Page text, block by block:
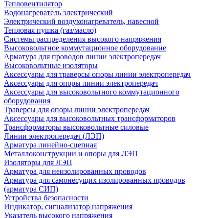
Тепловентилятор
Водонагреватель электрический
Электрический воздухонагреватель, навесной
Тепловая пушка (газ/масло)
Системы распределения высокого напряжения
Высоковольтное коммутационное оборудование
Арматура для проводов линии электропередач
Высоковольтные изоляторы
Аксессуары для траверсы опоры линии электропередач
Аксессуары для опоры линии электропередач
Аксессуары для высоковольтного коммутационного
оборудования
Траверсы для опоры линии электропередач
Аксессуары для высоковольтных трансформаторов
Трансформаторы высоковольтные силовые
Линии электропередач (ЛЭП)
Арматура линейно-сцепная
Металлоконструкции и опоры для ЛЭП
Изоляторы для ЛЭП
Арматура для неизолированных проводов
Арматура для самонесущих изолированных проводов
(арматура СИП)
Устройства безопасности
Индикатор, сигнализатор напряжения
Указатель высокого напряжения